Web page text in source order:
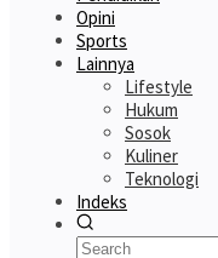
Opini
Sports
Lainnya
Lifestyle
Hukum
Sosok
Kuliner
Teknologi
Indeks